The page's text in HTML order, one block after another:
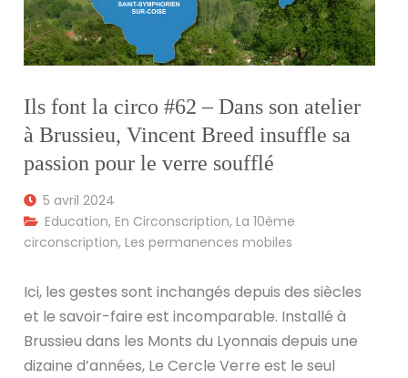
Ils font la circo #62 – Dans son atelier
à Brussieu, Vincent Breed insuffle sa
passion pour le verre soufflé
5 avril 2024
Education,En Circonscription,La 10ème
circonscription,Les permanences mobiles
Ici, les gestes sont inchangés depuis des siècles
et le savoir-faire est incomparable. Installé à
Brussieu dans les Monts du Lyonnais depuis une
dizaine d’années, Le Cercle Verre est le seul